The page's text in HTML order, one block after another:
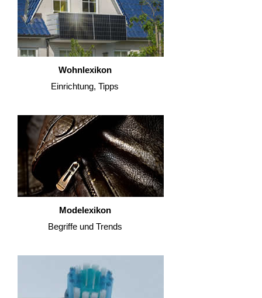
Wohnlexikon
Einrichtung, Tipps
Modelexikon
Begriffe und Trends